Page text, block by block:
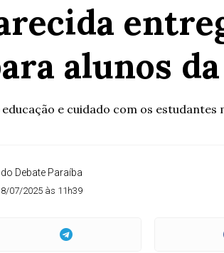
alunos
e cuidado com os estudantes
Debate Paraíba
07/2025 às 11h39